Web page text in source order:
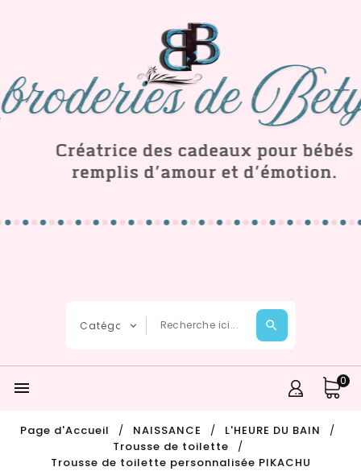
 0
Page d'Accueil NAISSANCE
L'HEURE DU BAIN
Trousse de toilette
Trousse de toilette personnalisée PIKACHU